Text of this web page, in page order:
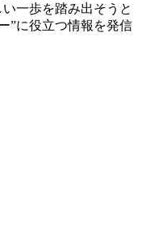
一歩を踏み出そうと
”に役立つ情報を発信